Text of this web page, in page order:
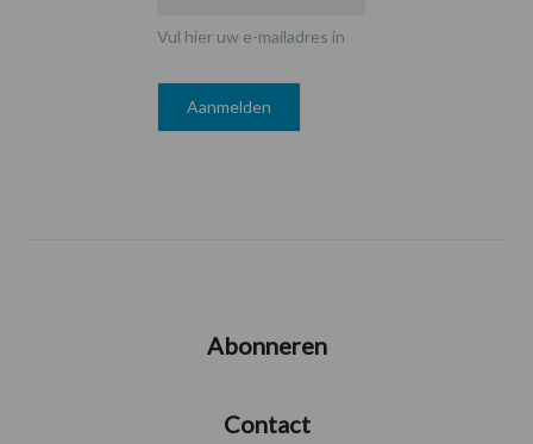
Vul hier uw e-mailadres in
Abonneren
Contact